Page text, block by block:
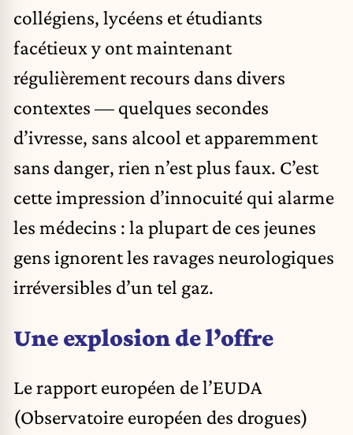
collégiens, lycéens et étudiants
facétieux y ont maintenant
régulièrement recours dans divers
contextes — quelques secondes
d’ivresse, sans alcool et apparemment
sans danger, rien n’est plus faux. C’est
cette impression d’innocuité qui alarme
les médecins : la plupart de ces jeunes
gens ignorent les ravages neurologiques
irréversibles d’un tel gaz.
Une explosion de l’offre
Le rapport européen de l’EUDA
(Observatoire européen des drogues)